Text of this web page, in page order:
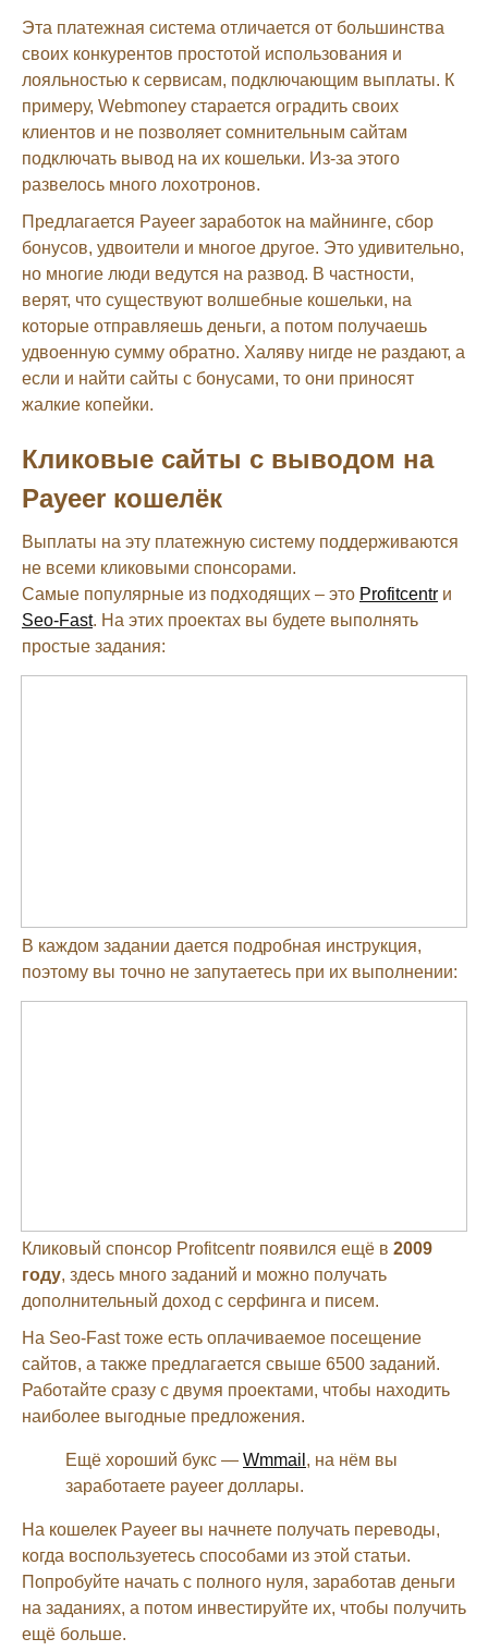
Эта платежная система отличается от большинства
своих конкурентов простотой использования и
лояльностью к сервисам, подключающим выплаты. К
примеру, Webmoney старается оградить своих
клиентов и не позволяет сомнительным сайтам
подключать вывод на их кошельки. Из-за этого
развелось много лохотронов.
Предлагается Payeer заработок на майнинге, сбор
бонусов, удвоители и многое другое. Это удивительно,
но многие люди ведутся на развод. В частности,
верят, что существуют волшебные кошельки, на
которые отправляешь деньги, а потом получаешь
удвоенную сумму обратно. Халяву нигде не раздают, а
если и найти сайты с бонусами, то они приносят
жалкие копейки.
Кликовые сайты с выводом на
Payeer кошелёк
Выплаты на эту платежную систему поддерживаются
не всеми кликовыми спонсорами.
Самые популярные из подходящих – это Profitcentr и
Seo-Fast. На этих проектах вы будете выполнять
простые задания:
В каждом задании дается подробная инструкция,
поэтому вы точно не запутаетесь при их выполнении:
Кликовый спонсор Profitcentr появился ещё в 2009
году, здесь много заданий и можно получать
дополнительный доход с серфинга и писем.
На Seo-Fast тоже есть оплачиваемое посещение
сайтов, а также предлагается свыше 6500 заданий.
Работайте сразу с двумя проектами, чтобы находить
наиболее выгодные предложения.
Ещё хороший букс — Wmmail , на нём вы
заработаете payeer доллары.
На кошелек Payeer вы начнете получать переводы,
когда воспользуетесь способами из этой статьи.
Попробуйте начать с полного нуля, заработав деньги
на заданиях, а потом инвестируйте их, чтобы получить
ещё больше.